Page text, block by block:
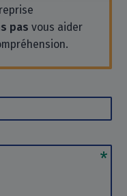
pas vous aider